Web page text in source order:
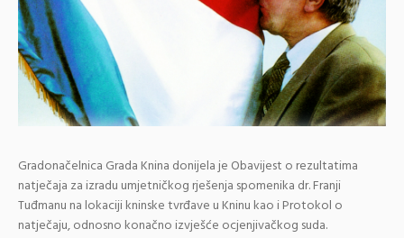
Gradonačelnica Grada Knina donijela je Obavijest o rezultatima
natječaja za izradu umjetničkog rješenja spomenika dr. Franji
Tuđmanu na lokaciji kninske tvrđave u Kninu kao i Protokol o
natječaju, odnosno konačno izvješće ocjenjivačkog suda.